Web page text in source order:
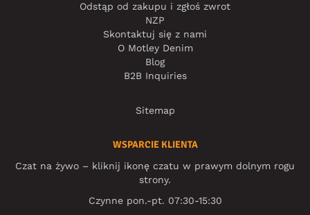
Odstąp od zakupu i zgłoś zwrot
NZP
Skontaktuj się z nami
O Motley Denim
Blog
B2B Inquiries
Sitemap
WSPARCIE KLIENTA
Czat na żywo – kliknij ikonę czatu w prawym dolnym rogu
strony.
Czynne pon.-pt. 07:30-15:30